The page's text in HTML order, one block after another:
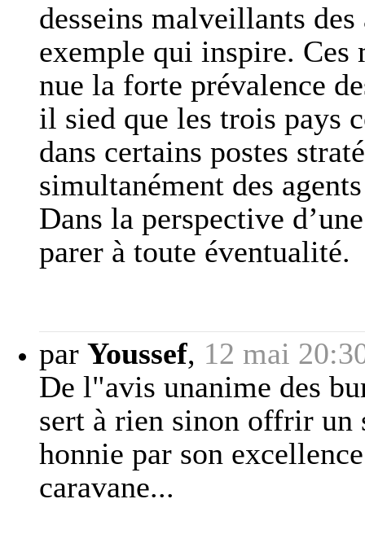
desseins malveillants
exemple qui inspire. Ces
nue la forte prévalence
il sied que les trois pays
dans certains postes
simultanément des
Dans la perspective
parer à toute éventualité.
par Youssef, 12 mai
De l"avis unanime des
sert à rien sinon offrir un
honnie par son
caravane...